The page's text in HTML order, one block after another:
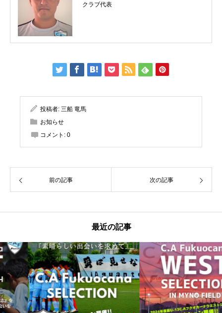
クラブ代表
投稿者: 三船 竜馬
お知らせ
コメント: 0
前の記事 次の記事
最近の記事